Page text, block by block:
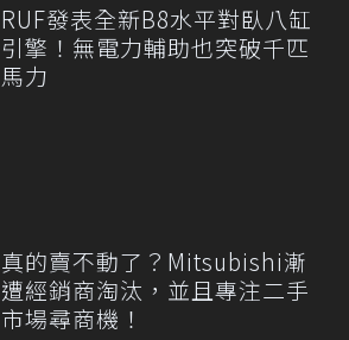
RUF發表全新B8水平對臥八缸
引擎！無電力輔助也突破千匹
馬力
真的賣不動了？Mitsubishi漸
遭經銷商淘汰，並且專注二手
市場尋商機！